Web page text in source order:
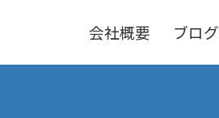
会社概要 ブログ